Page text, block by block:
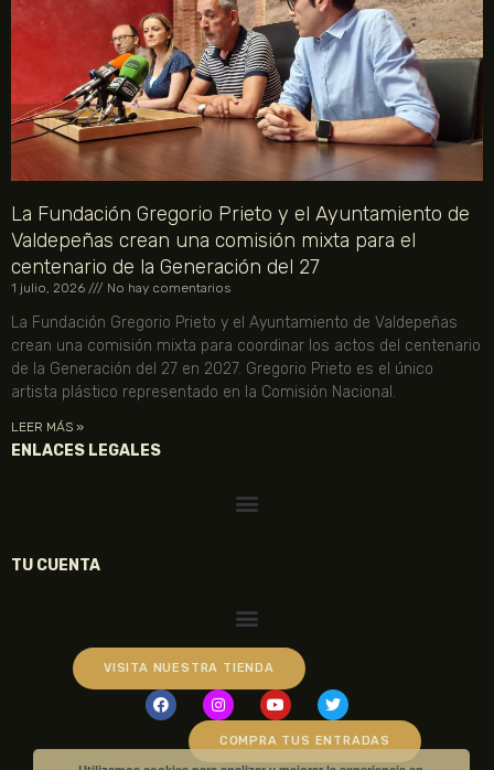
La Fundación Gregorio Prieto y el Ayuntamiento de
Valdepeñas crean una comisión mixta para el
centenario de la Generación del 27
1 julio, 2026 No hay comentarios
La Fundación Gregorio Prieto y el Ayuntamiento de Valdepeñas
crean una comisión mixta para coordinar los actos del centenario
de la Generación del 27 en 2027. Gregorio Prieto es el único
artista plástico representado en la Comisión Nacional.
LEER MÁS »
ENLACES LEGALES
TU CUENTA
VISITA NUESTRA TIENDA
COMPRA TUS ENTRADAS